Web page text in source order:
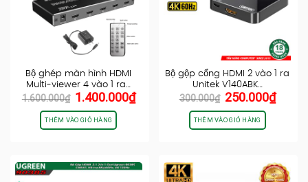
Bộ ghép màn hình HDMI
Multi-viewer 4 vào 1 ra…
1.600.000₫ Giá
gốc
là:
1.600.000₫.
1.400.000₫Giá
THÊM VÀO GIỎ HÀNG
Bộ gộp cổng HDMI 2 vào 1 ra
Unitek V140ABK…
300.000₫ Giá
gốc
là:
300.000₫.
250.000₫Giá
THÊM VÀO GIỎ HÀNG